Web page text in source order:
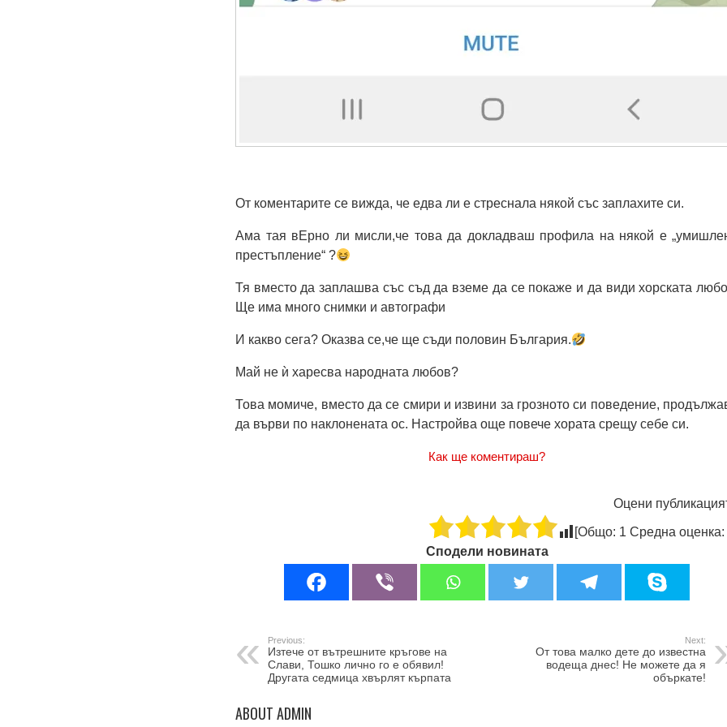
От коментарите се вижда, че едва ли е стреснала някой със заплахите си.
Ама тая вЕрно ли мисли,че това да докладваш профила на някой е
престъпление“ ?
Тя вместо да заплашва със съд да вземе да се покаже и да види хорската
Ще има много снимки и автографи
И какво сега? Оказва се,че ще съди половин България.
Май не ѝ харесва народната любов?
Това момиче, вместо да се смири и извини за грозното си поведение,
да върви по наклонената ос. Настройва още повече хората срещу себе си.
Как ще коментираш?
Оцени
[Общо: 1 Средна оценка:
Сподели новината
Previous:
Изтече от вътрешните кръгове на
Слави, Тошко лично го е обявил!
Другата седмица хвърлят кърпата
Next:
От това малко дете до известна
водеща днес! Не можете да я
объркате!
ABOUT ADMIN